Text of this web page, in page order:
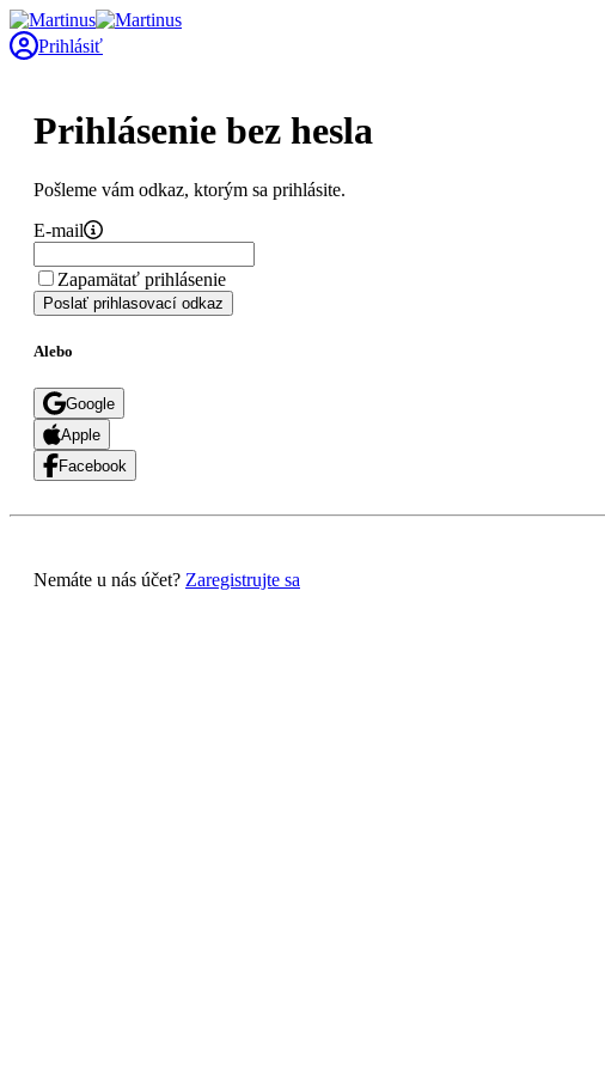
Prihlásiť
Prihlásenie bez hesla
Pošleme vám odkaz, ktorým sa prihlásite.
E-mail
Zapamätať prihlásenie
Poslať prihlasovací odkaz
Alebo
Google
Apple
Facebook
Nemáte u nás účet? Zaregistrujte sa